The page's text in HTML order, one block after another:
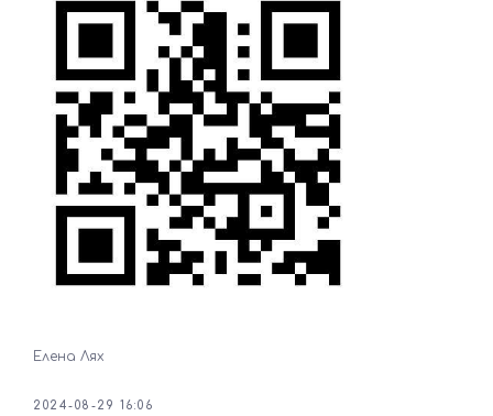
Елена Лях
2024-08-29 16:06